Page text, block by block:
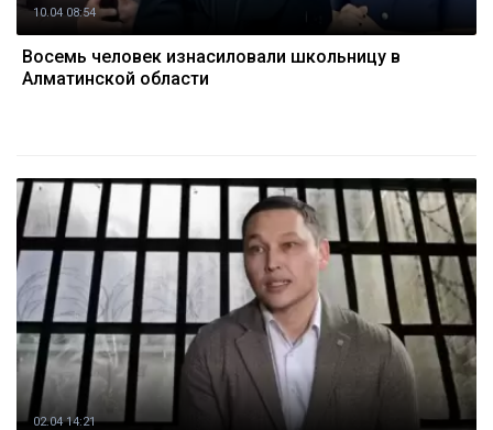
10.04 08:54
Восемь человек изнасиловали школьницу в
Алматинской области
02.04 14:21